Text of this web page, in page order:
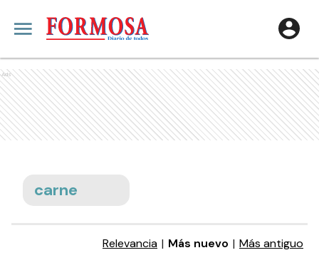
Ads
carne
Relevancia | Más nuevo | Más antiguo